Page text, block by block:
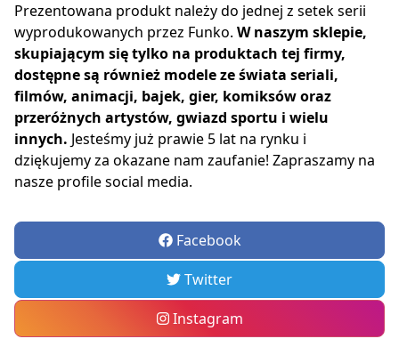
Prezentowana produkt należy do jednej z setek serii
wyprodukowanych przez Funko. W naszym sklepie,
skupiającym się tylko na produktach tej firmy,
dostępne są również modele ze świata seriali,
filmów, animacji, bajek, gier, komiksów oraz
przeróżnych artystów, gwiazd sportu i wielu
innych. Jesteśmy już prawie 5 lat na rynku i
dziękujemy za okazane nam zaufanie! Zapraszamy na
nasze profile social media.
Facebook
Twitter
Instagram